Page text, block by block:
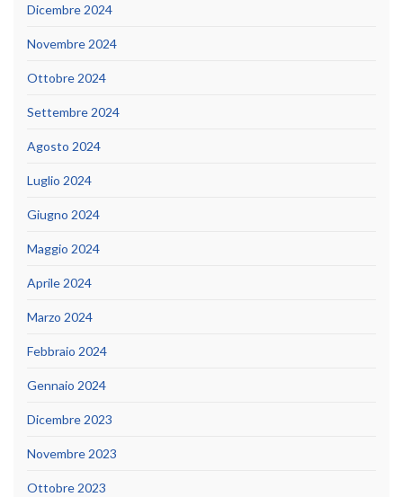
Dicembre 2024
Novembre 2024
Ottobre 2024
Settembre 2024
Agosto 2024
Luglio 2024
Giugno 2024
Maggio 2024
Aprile 2024
Marzo 2024
Febbraio 2024
Gennaio 2024
Dicembre 2023
Novembre 2023
Ottobre 2023